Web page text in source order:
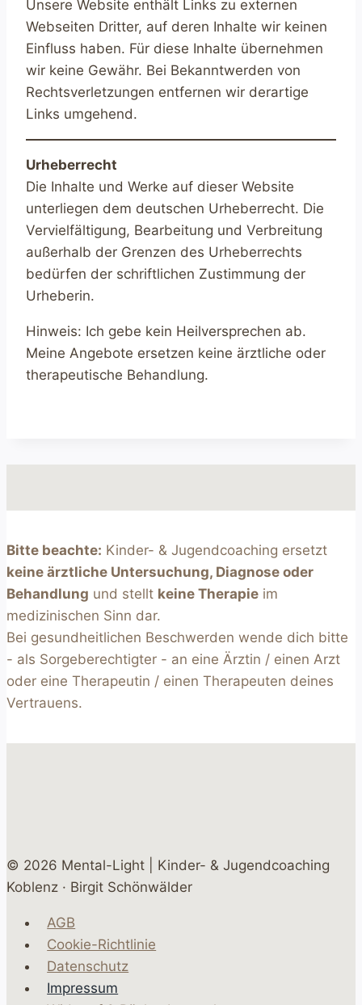
Unsere Website enthält Links zu externen
Webseiten Dritter, auf deren Inhalte wir keinen
Einfluss haben. Für diese Inhalte übernehmen
wir keine Gewähr. Bei Bekanntwerden von
Rechtsverletzungen entfernen wir derartige
Links umgehend.
Urheberrecht
Die Inhalte und Werke auf dieser Website
unterliegen dem deutschen Urheberrecht. Die
Vervielfältigung, Bearbeitung und Verbreitung
außerhalb der Grenzen des Urheberrechts
bedürfen der schriftlichen Zustimmung der
Urheberin.
Hinweis: Ich gebe kein Heilversprechen ab.
Meine Angebote ersetzen keine ärztliche oder
therapeutische Behandlung.
Bitte beachte: Kinder- & Jugendcoaching ersetzt
keine ärztliche Untersuchung, Diagnose oder
Behandlung und stellt keine Therapie im
medizinischen Sinn dar.
Bei gesundheitlichen Beschwerden wende dich bitte
- als Sorgeberechtigter - an eine Ärztin / einen Arzt
oder eine Therapeutin / einen Therapeuten deines
Vertrauens.
© 2026 Mental-Light | Kinder- & Jugendcoaching
Koblenz · Birgit Schönwälder
AGB
Cookie-Richtlinie
Datenschutz
Impressum